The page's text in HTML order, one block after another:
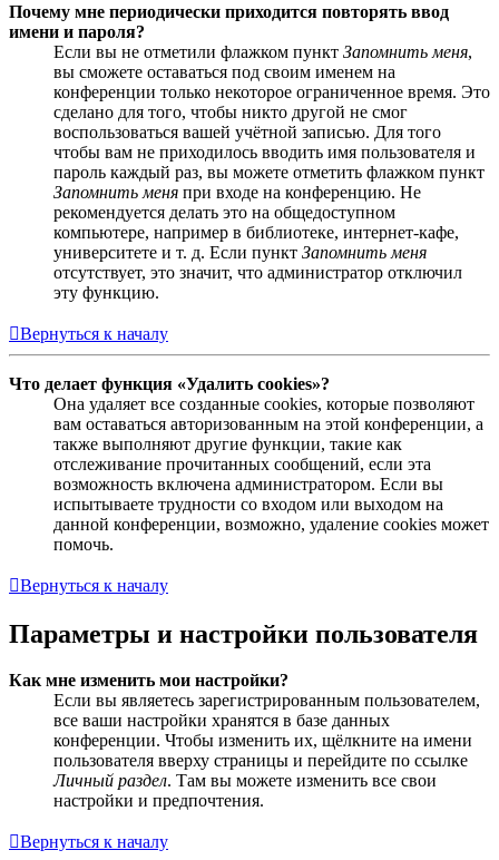
Почему мне периодически приходится повторять ввод
имени и пароля?
Если вы не отметили флажком пункт Запомнить меня,
вы сможете оставаться под своим именем на
конференции только некоторое ограниченное время. Это
сделано для того, чтобы никто другой не смог
воспользоваться вашей учётной записью. Для того
чтобы вам не приходилось вводить имя пользователя и
пароль каждый раз, вы можете отметить флажком пункт
Запомнить меня при входе на конференцию. Не
рекомендуется делать это на общедоступном
компьютере, например в библиотеке, интернет-кафе,
университете и т. д. Если пункт Запомнить меня
отсутствует, это значит, что администратор отключил
эту функцию.
Вернуться к началу
Что делает функция «Удалить cookies»?
Она удаляет все созданные cookies, которые позволяют
вам оставаться авторизованным на этой конференции, а
также выполняют другие функции, такие как
отслеживание прочитанных сообщений, если эта
возможность включена администратором. Если вы
испытываете трудности со входом или выходом на
данной конференции, возможно, удаление cookies может
помочь.
Вернуться к началу
Параметры и настройки пользователя
Как мне изменить мои настройки?
Если вы являетесь зарегистрированным пользователем,
все ваши настройки хранятся в базе данных
конференции. Чтобы изменить их, щёлкните на имени
пользователя вверху страницы и перейдите по ссылке
Личный раздел. Там вы можете изменить все свои
настройки и предпочтения.
Вернуться к началу